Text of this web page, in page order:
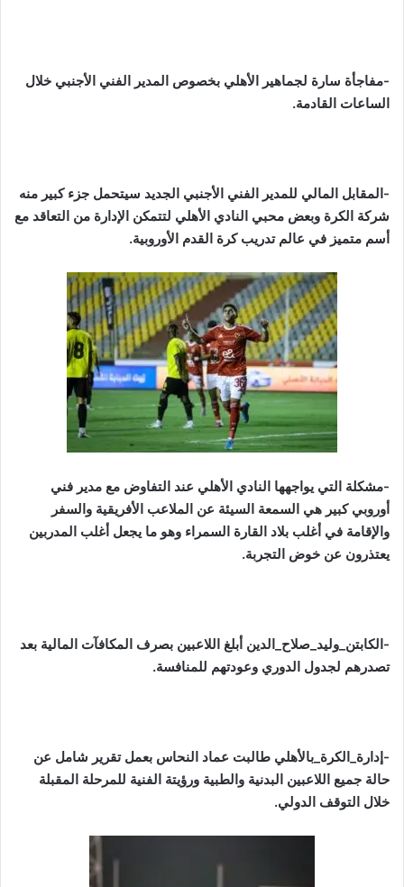
-مفاجأة سارة لجماهير الأهلي بخصوص المدير الفني الأجنبي خلال
الساعات القادمة.
-المقابل المالي للمدير الفني الأجنبي الجديد سيتحمل جزء كبير منه
شركة الكرة وبعض محبي النادي الأهلي لتتمكن الإدارة من التعاقد مع
أسم متميز في عالم تدريب كرة القدم الأوروبية.
-مشكلة التي يواجهها النادي الأهلي عند التفاوض مع مدير فني
أوروبي كبير هي السمعة السيئة عن الملاعب الأفريقية والسفر
والإقامة في أغلب بلاد القارة السمراء وهو ما يجعل أغلب المدربين
يعتذرون عن خوض التجربة.
-الكابتن_وليد_صلاح_الدين أبلغ اللاعبين بصرف المكافآت المالية بعد
تصدرهم لجدول الدوري وعودتهم للمنافسة.
-إدارة_الكرة_بالأهلي طالبت عماد النحاس بعمل تقرير شامل عن
حالة جميع اللاعبين البدنية والطبية ورؤيتة الفنية للمرحلة المقبلة
خلال التوقف الدولي.